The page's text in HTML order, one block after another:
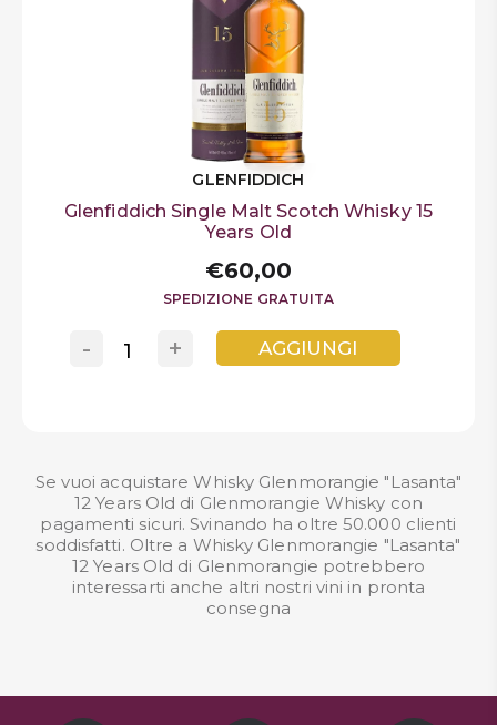
GLENFIDDICH
Glenfiddich Single Malt Scotch Whisky 15
Years Old
€60,00
SPEDIZIONE GRATUITA
+
- AGGIUNGI
Se vuoi acquistare Whisky Glenmorangie "Lasanta"
12 Years Old di Glenmorangie Whisky con
pagamenti sicuri. Svinando ha oltre 50.000 clienti
soddisfatti. Oltre a Whisky Glenmorangie "Lasanta"
12 Years Old di Glenmorangie potrebbero
interessarti anche altri nostri vini in pronta
consegna